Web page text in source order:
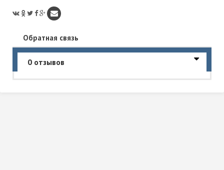
Обратная связь
0 отзывов